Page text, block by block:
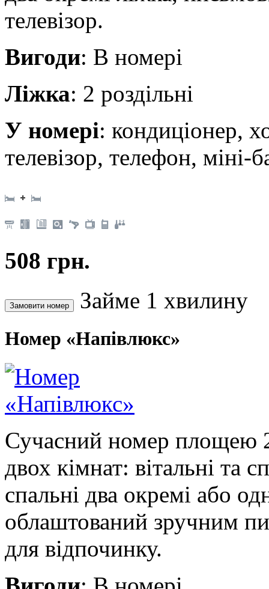
телевізор.
Вигоди: В номері
Ліжка: 2 роздільні
У номері: кондиціонер,
телевізор, телефон, міні-
508 грн.
Займе 1 хвилину
Номер «Напівлюкс»
Сучасний номер площею
двох кімнат: вітальні та
спальні два окремі або
облаштований зручним
для відпочинку.